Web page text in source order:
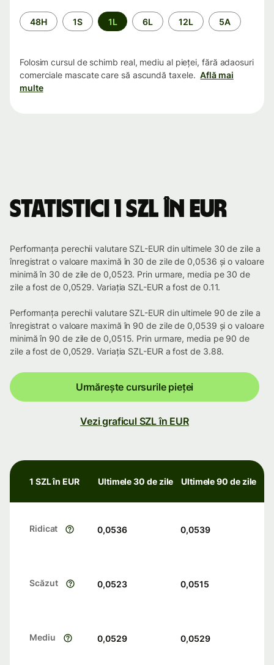
Perioada
48H 1S 1L 6L 12L 5A
Folosim cursul de schimb real, mediu al pieței, fără adaosuri
comerciale mascate care să ascundă taxele. Află mai
multe
Statistici 1 SZL în EUR
Performanța perechii valutare SZL-EUR din ultimele 30 de zile a
înregistrat o valoare maximă în 30 de zile de 0,0536 și o valoare
minimă în 30 de zile de 0,0523. Prin urmare, media pe 30 de
zile a fost de 0,0529. Variația SZL-EUR a fost de 0.11.
Performanța perechii valutare SZL-EUR din ultimele 90 de zile a
înregistrat o valoare maximă în 90 de zile de 0,0539 și o valoare
minimă în 90 de zile de 0,0515. Prin urmare, media pe 90 de
zile a fost de 0,0529. Variația SZL-EUR a fost de 3.88.
Urmărește cursurile pieței
Vezi graficul SZL în EUR
1 SZL în EUR Ultimele 30 de zile Ultimele 90 de zile
Ridicat 0,0536 0,0539
Scăzut 0,0523 0,0515
Mediu 0,0529 0,0529